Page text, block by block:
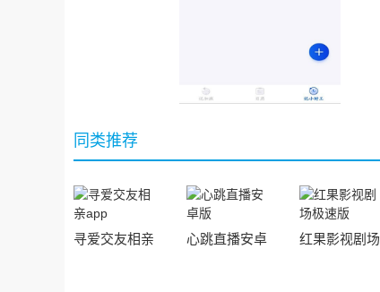
同类推荐
寻爱交友相亲 心跳直播安卓 红果影视剧场